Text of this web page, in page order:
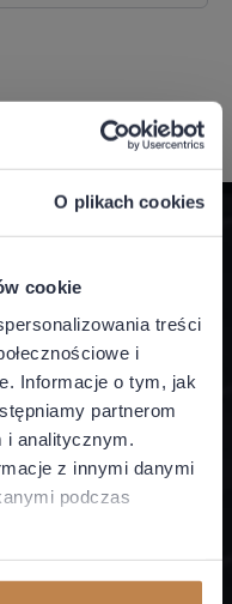
O plikach cookies
cookie
treści
i
Informacje o tym, jak
partnerom
i analitycznym.
z innymi danymi
podczas